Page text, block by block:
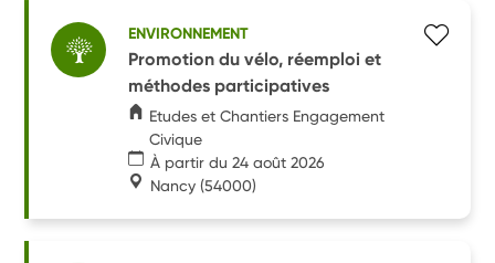
ENVIRONNEMENT
Promotion du vélo, réemploi et
méthodes participatives
Etudes et Chantiers Engagement
Civique
À partir du 24 août 2026
Nancy (54000)